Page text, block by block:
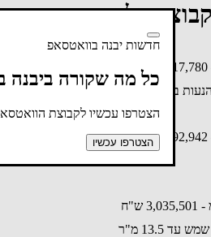
בלבד
חדשות יבנה בוואטסאפ
כל מה שקורה ביבנה
הצטרפו עכשיו לקבוצת
הצטרפו עכשיו